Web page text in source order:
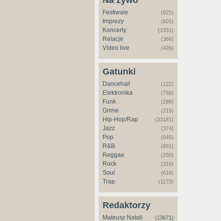
Festiwale (825)
Imprezy (601)
Koncerty (1931)
Relacje (366)
Video live (426)
Gatunki
Dancehall (122)
Elektronika (758)
Funk (298)
Grime (215)
Hip-Hop/Rap (33181)
Jazz (374)
Pop (645)
R&B (891)
Reggae (250)
Rock (316)
Soul (616)
Trap (1173)
Redaktorzy
Mateusz Natali (13671)